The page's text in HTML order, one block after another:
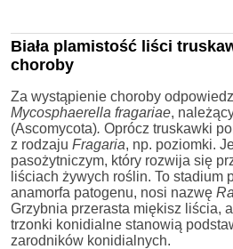
Biała plamistość liści
choroby
Za wystąpienie choroby
Mycosphaerella fragariae,
(Ascomycota). Oprócz truskawki
z rodzaju Fragaria, np. poziomki.
pasożytniczym, który rozwija się
liściach żywych roślin. To stadium
anamorfa patogenu, nosi nazwę
Grzybnia przerasta miękisz liścia,
trzonki konidialne stanowią
zarodników konidialnych.